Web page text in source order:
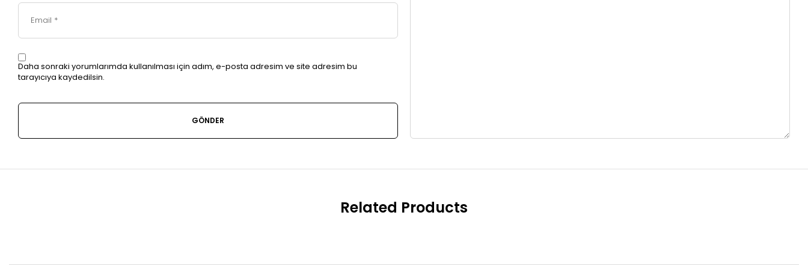
Daha sonraki yorumlarımda kullanılması için adım, e-posta adresim ve site adresim bu
tarayıcıya kaydedilsin.
Related Products